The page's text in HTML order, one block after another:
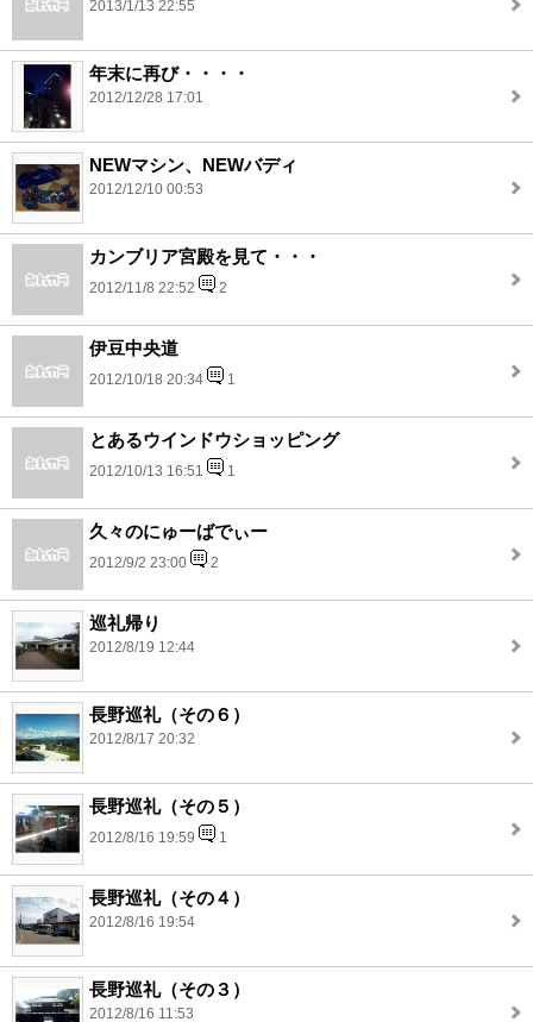
2013/1/13 22:55
年末に再び・・・・
2012/12/28 17:01
NEWマシン、NEWバディ
2012/12/10 00:53
カンブリア宮殿を見て・・・
2012/11/8 22:52 2
伊豆中央道
2012/10/18 20:34 1
とあるウインドウショッピング
2012/10/13 16:51 1
久々のにゅーばでぃー
2012/9/2 23:00 2
巡礼帰り
2012/8/19 12:44
長野巡礼（その６）
2012/8/17 20:32
長野巡礼（その５）
2012/8/16 19:59 1
長野巡礼（その４）
2012/8/16 19:54
長野巡礼（その３）
2012/8/16 11:53